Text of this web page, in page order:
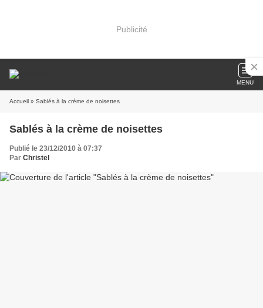
Publicité
MENU
Accueil » Sablés à la crème de noisettes
Sablés à la crème de noisettes
Publié le 23/12/2010 à 07:37
Par Christel